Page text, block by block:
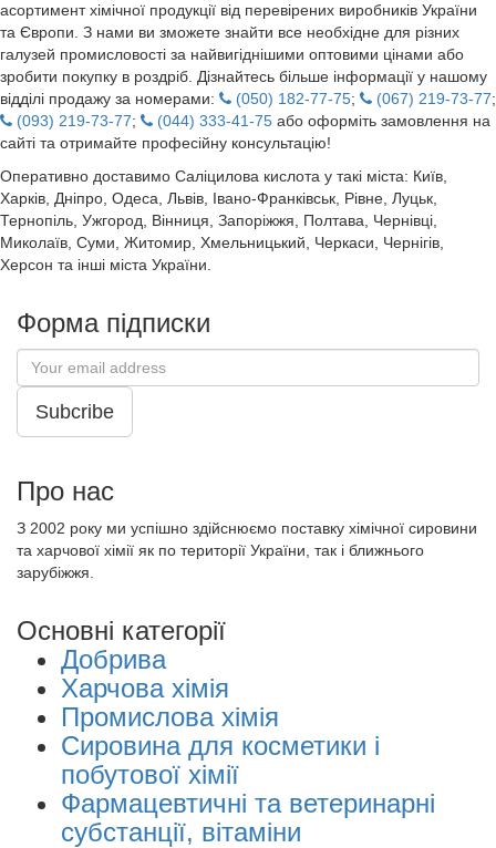
асортимент хімічної продукції від перевірених виробників України
та Європи. З нами ви зможете знайти все необхідне для різних
галузей промисловості за найвигіднішими оптовими цінами або
зробити покупку в роздріб. Дізнайтесь більше інформації у нашому
відділі продажу за номерами:
(050) 182-77-75; (067) 219-73-77;
(093) 219-73-77; (044) 333-41-75 або оформіть замовлення на
сайті та отримайте професійну консультацію!
Оперативно доставимо Саліцилова кислота у такі міста: Київ,
Харків, Дніпро, Одеса, Львів, Івано-Франківськ, Рівне, Луцьк,
Тернопіль, Ужгород, Вінниця, Запоріжжя, Полтава, Чернівці,
Миколаїв, Суми, Житомир, Хмельницький, Черкаси, Чернігів,
Херсон та інші міста України.
Форма підписки
Subcribe
Про нас
З 2002 року ми успішно здійснюємо поставку хімічної сировини
та харчової хімії як по території України, так і ближнього
зарубіжжя.
Основні категорії
Добрива
Харчова хімія
Промислова хімія
Сировина для косметики і
побутової хімії
Фармацевтичні та ветеринарні
субстанції, вітаміни